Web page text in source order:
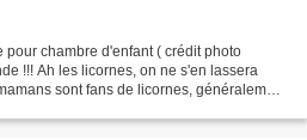
chambre d'enfant ( crédit photo
!!! Ah les licornes, on ne s'en lassera
sont fans de licornes, généralement